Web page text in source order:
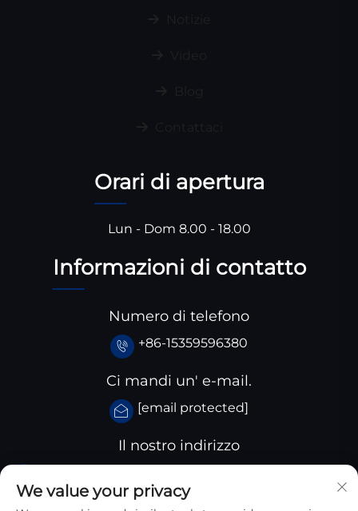
Orari di apertura
Lun - Dom 8.00 - 18.00
Informazioni di contatto
Numero di telefono
+86-15359596380
Ci mandi un' e-mail.
[email protected]
Il nostro indirizzo
provincia dello Sichuan, Cina
We value your privacy